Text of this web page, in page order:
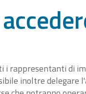
i rappresentanti di
inoltre delegare